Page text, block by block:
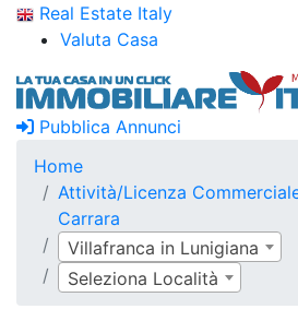
Real Estate Italy
Valuta Casa
Pubblica Annunci
Home
Attività/Licenza
Carrara
Villafranca in Lunigiana
Seleziona Località